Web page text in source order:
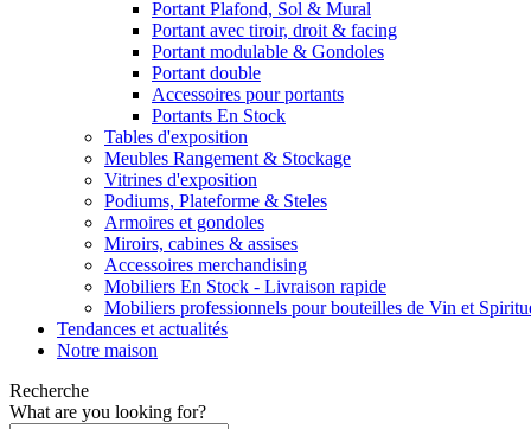
Portant Plafond, Sol & Mural
Portant avec tiroir, droit & facing
Portant modulable & Gondoles
Portant double
Accessoires pour portants
Portants En Stock
Tables d'exposition
Meubles Rangement & Stockage
Vitrines d'exposition
Podiums, Plateforme & Steles
Armoires et gondoles
Miroirs, cabines & assises
Accessoires merchandising
Mobiliers En Stock - Livraison rapide
Mobiliers professionnels pour bouteilles de Vin et
Tendances et actualités
Notre maison
Recherche
What are you looking for?